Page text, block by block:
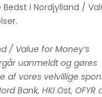
Bedst i Nordjylland /
/ Value for Money’s
uanmeldt og gøres
af vores velvillige
Bank, HKI Ost, OFYR